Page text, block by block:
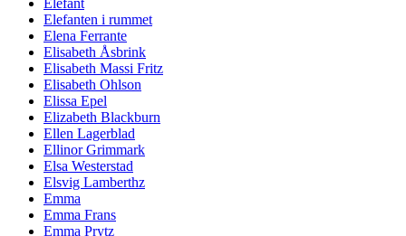
Elefanten i rummet
Elena Ferrante
Elisabeth Åsbrink
Elisabeth Massi Fritz
Elisabeth Ohlson
Elissa Epel
Elizabeth Blackburn
Ellen Lagerblad
Ellinor Grimmark
Elsa Westerstad
Elsvig Lamberthz
Emma
Emma Frans
Emma Prytz